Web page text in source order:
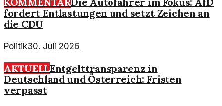
fordert Entlastungen und setzt Zeichen an
die CDU
Politik30. Juli 2026
AKTUELLEntgelttransparenz in
Deutschland und Österreich: Fristen
verpasst